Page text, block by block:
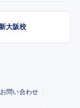
大阪校
お問い合わせ